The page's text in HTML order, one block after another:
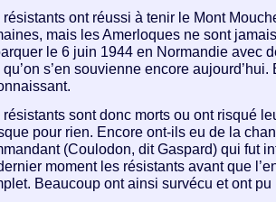
résistants ont réussi à tenir le Mont
mais les Amerloques ne sont
le 6 juin 1944 en Normandie avec
s’en souvienne encore aujourd’hui.
résistants sont donc morts ou ont risqué
pour rien. Encore ont-ils eu de la
(Coulodon, dit Gaspard) qui fut
moment les résistants avant que
Beaucoup ont ainsi survécu et ont pu